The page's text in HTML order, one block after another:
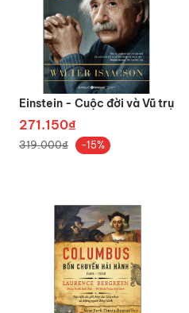
Einstein - Cuộc đời và Vũ trụ
271.150₫
319.000₫ -15%